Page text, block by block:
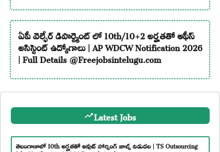
ఏపీ వెల్ఫేర్ డిపార్ట్మెంట్ లో 10th/10+2 అర్హతతో ఆఫీస్
అసిస్టెంట్ ఉద్యోగాలు | AP WDCW Notification 2026
| Full Details @Freejobsintelugu.com
Latest Jobs
తెలంగాణాలో 10th అర్హతతో అవుట్ సోర్సింగ్ జాబ్స్ విడుదల | TS Outsourcing